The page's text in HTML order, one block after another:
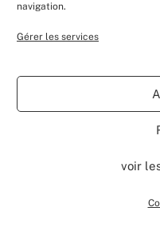
navigation.
Gérer les services
voir